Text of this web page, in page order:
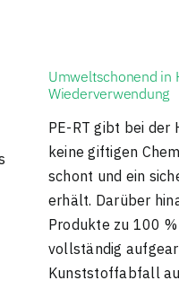
Umweltschonend in
Wiederverwendung
PE-RT gibt bei der
keine giftigen
schont und ein
erhält. Darüber
Produkte zu 100
vollständig
Kunststoffabfall